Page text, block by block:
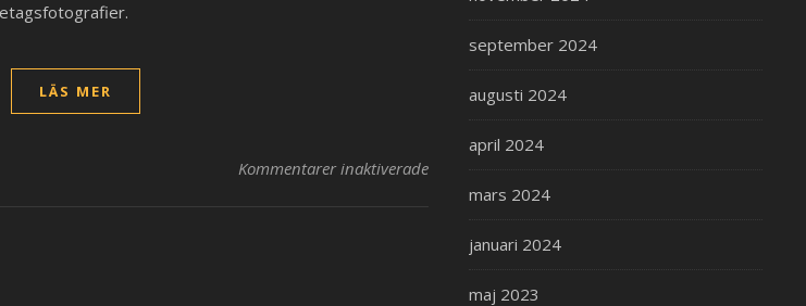
LÄS MER
Kommentarer inaktiverade
september 2024
augusti 2024
april 2024
mars 2024
januari 2024
maj 2023